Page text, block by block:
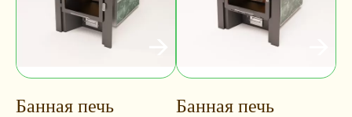
Банная печь
Банная печь